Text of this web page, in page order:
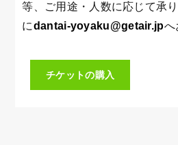
等、ご用途・人数に応じて承
にdantai-yoyaku@getair.jpへ
チケットの購入